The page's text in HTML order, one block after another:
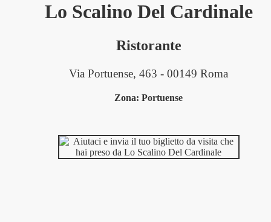
Lo Scalino Del Cardinale
Ristorante
Via Portuense, 463 - 00149 Roma
Zona: Portuense